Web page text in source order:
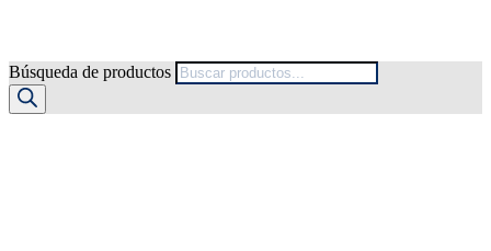
Búsqueda de productos